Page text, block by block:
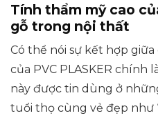
Tính thẩm mỹ cao
gỗ trong nội thất
Có thể nói sự kết hợp
của PVC PLASKER chính
này được tin dùng ở
tuổi thọ cùng vẻ đẹp như